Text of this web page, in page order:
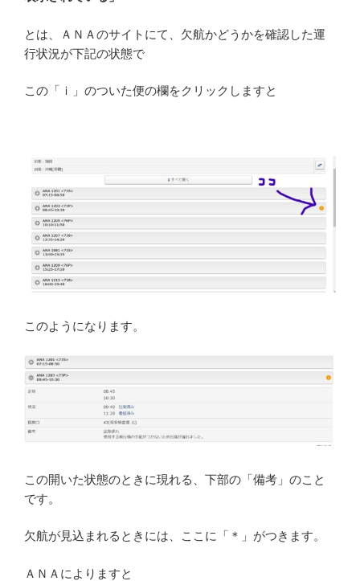
とは、ＡＮＡのサイトにて、欠航かどうかを確認した運
行状況が下記の状態で
この「ｉ」のついた便の欄をクリックしますと
このようになります。
この開いた状態のときに現れる、下部の「備考」のこと
です。
欠航が見込まれるときには、ここに「＊」がつきます。
ＡＮＡによりますと